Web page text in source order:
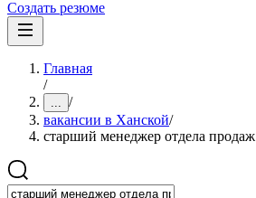
Создать резюме
Главная
/
... /
вакансии в Ханской/
старший менеджер отдела продаж